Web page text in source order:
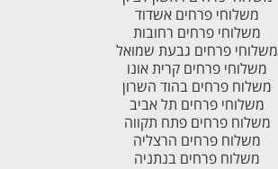
משלוחי פרחים אשדוד
משלוחי פרחים רחובות
משלוחי פרחים גבעת שמואל
משלוחי פרחים קרית אונו
משלוח פרחים בהוד השרון
משלוחי פרחים תל אביב
משלוח פרחים פתח תקווה
משלוח פרחים הרצליה
משלוח פרחים בנתניה